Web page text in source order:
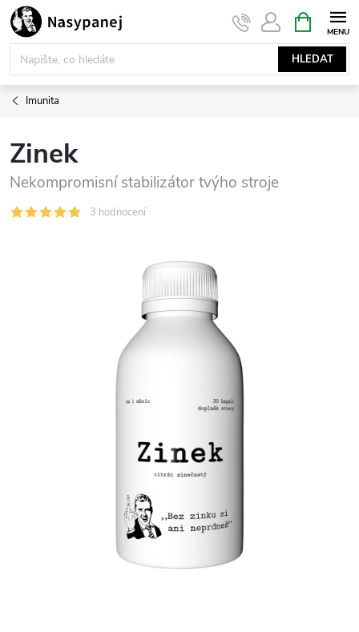
Přejít
na
obsah
HLEDAT
NÁKUPNÍ
KOŠÍK
Imunita
Zinek
Nekompromisní stabilizátor tvýho stroje
3 hodnocení